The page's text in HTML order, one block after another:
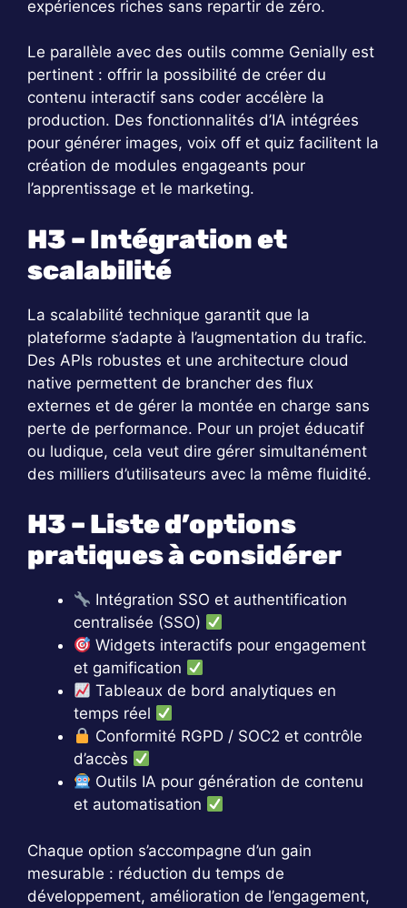
expériences riches sans repartir de zéro.
Le parallèle avec des outils comme Genially est
pertinent : offrir la possibilité de créer du
contenu interactif sans coder accélère la
production. Des fonctionnalités d’IA intégrées
pour générer images, voix off et quiz facilitent la
création de modules engageants pour
l’apprentissage et le marketing.
H3 – Intégration et
scalabilité
La scalabilité technique garantit que la
plateforme s’adapte à l’augmentation du trafic.
Des APIs robustes et une architecture cloud
native permettent de brancher des flux
externes et de gérer la montée en charge sans
perte de performance. Pour un projet éducatif
ou ludique, cela veut dire gérer simultanément
des milliers d’utilisateurs avec la même fluidité.
H3 – Liste d’options
pratiques à considérer
Intégration SSO et authentification
centralisée (SSO)
Widgets interactifs pour engagement
et gamification
Tableaux de bord analytiques en
temps réel
Conformité RGPD / SOC2 et contrôle
d’accès
Outils IA pour génération de contenu
et automatisation
Chaque option s’accompagne d’un gain
mesurable : réduction du temps de
développement, amélioration de l’engagement,